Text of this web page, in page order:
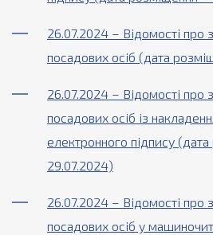
26.07.2024 – Відомості про
посадових осіб (дата
26.07.2024 – Відомості про
посадових осіб із
електронного підпису
29.07.2024)
26.07.2024 – Відомості про
посадових осіб у